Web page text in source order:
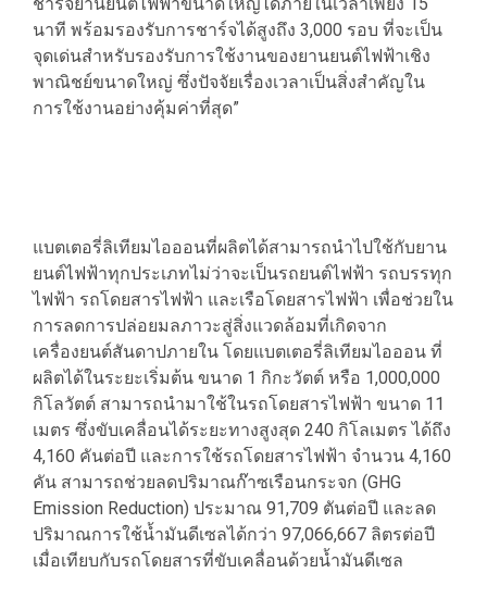
นาที พร้อมรองรับการชาร์จได้สูงถึง 3,000 รอบ ที่จะเป็น
จุดเด่นสำหรับรองรับการใช้งานของยานยนต์ไฟฟ้าเชิง
พาณิชย์ขนาดใหญ่ ซึ่งปัจจัยเรื่องเวลาเป็นสิ่งสำคัญใน
การใช้งานอย่างคุ้มค่าที่สุด”
แบตเตอรี่ลิเทียมไอออนที่ผลิตได้สามารถนำไปใช้กับยาน
ยนต์ไฟฟ้าทุกประเภทไม่ว่าจะเป็นรถยนต์ไฟฟ้า รถบรรทุก
ไฟฟ้า รถโดยสารไฟฟ้า และเรือโดยสารไฟฟ้า เพื่อช่วยใน
การลดการปล่อยมลภาวะสู่สิ่งแวดล้อมที่เกิดจาก
เครื่องยนต์สันดาปภายใน โดยแบตเตอรี่ลิเทียมไอออน ที่
ผลิตได้ในระยะเริ่มต้น ขนาด 1 กิกะวัตต์ หรือ 1,000,000
กิโลวัตต์ สามารถนำมาใช้ในรถโดยสารไฟฟ้า ขนาด 11
เมตร ซึ่งขับเคลื่อนได้ระยะทางสูงสุด 240 กิโลเมตร ได้ถึง
4,160 คันต่อปี และการใช้รถโดยสารไฟฟ้า จำนวน 4,160
คัน สามารถช่วยลดปริมาณก๊าซเรือนกระจก (GHG
Emission Reduction) ประมาณ 91,709 ตันต่อปี และลด
ปริมาณการใช้น้ำมันดีเซลได้กว่า 97,066,667 ลิตรต่อปี
เมื่อเทียบกับรถโดยสารที่ขับเคลื่อนด้วยน้ำมันดีเซล